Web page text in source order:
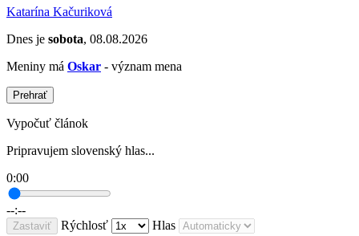
Katarína Kačuriková
Dnes je sobota, 08.08.2026
Meniny má Oskar - význam mena
Prehrať
Vypočuť článok
Pripravujem slovenský hlas...
0:00
--:--
Zastaviť Rýchlosť Hlas